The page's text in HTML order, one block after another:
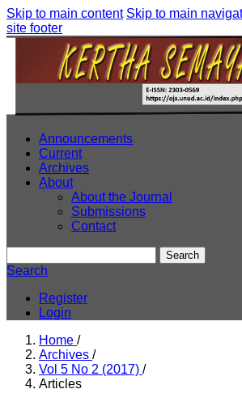
Skip to main content Skip to main
site footer
Announcements
Current
Archives
About
About the Journal
Submissions
Contact
Search
Search
Register
Login
Home /
Archives /
Vol 5 No 2 (2017) /
Articles